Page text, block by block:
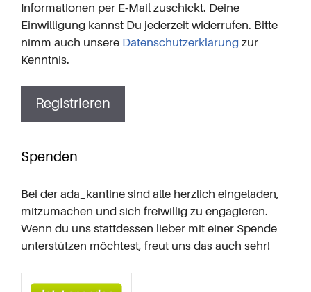
Informationen per E-Mail zuschickt. Deine
Einwilligung kannst Du jederzeit widerrufen. Bitte
nimm auch unsere Datenschutzerklärung zur
Kenntnis.
Spenden
Bei der ada_kantine sind alle herzlich eingeladen,
mitzumachen und sich freiwillig zu engagieren.
Wenn du uns stattdessen lieber mit einer Spende
unterstützen möchtest, freut uns das auch sehr!